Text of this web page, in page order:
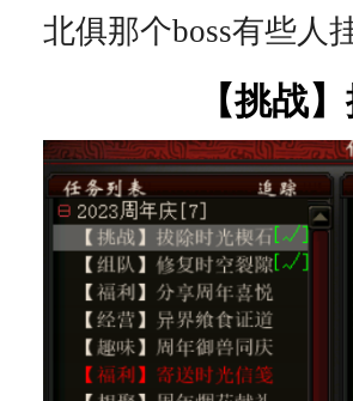
北俱那个boss有些人
【挑战